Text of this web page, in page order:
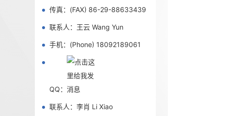
传真：(FAX) 86-29-88633439
联系人：王云 Wang Yun
手机：(Phone) 18092189061
QQ：
联系人：李肖 Li Xiao